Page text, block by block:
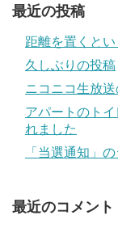
最近の投稿
距離を置くと
久しぶりの投稿
ニコニコ生放
アパートのト
れました
「当選通知」
最近のコメント